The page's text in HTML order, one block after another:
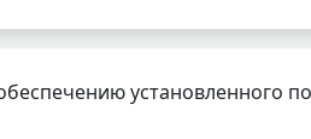
установленного